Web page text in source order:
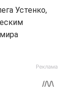
Устенко,